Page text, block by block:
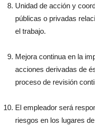
Unidad de acción y
públicas o privadas
el trabajo.
Mejora continua en la
acciones derivadas de
proceso de revisión
El empleador será
riesgos en los lugares